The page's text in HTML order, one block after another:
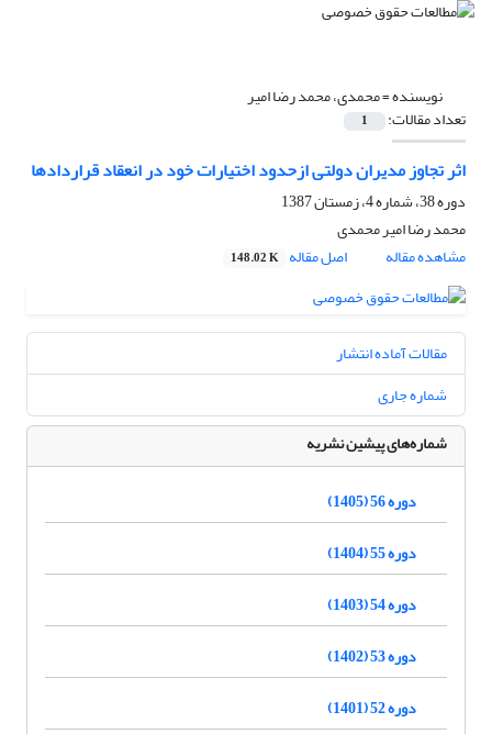
نویسنده =محمدی، محمد رضا امیر
تعداد مقالات: 1
اثر تجاوز مدیران دولتی ازحدود اختیارات خود در انعقاد قراردادها
دوره 38، شماره 4، زمستان 1387
محمد رضا امیر محمدی
مشاهده مقاله
اصل مقاله 148.02 K
مقالات آماده انتشار
شماره جاری
شماره‌های پیشین نشریه
دوره 56 (1405)
دوره 55 (1404)
دوره 54 (1403)
دوره 53 (1402)
دوره 52 (1401)